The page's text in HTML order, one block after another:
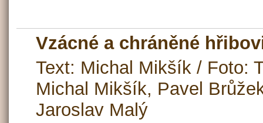
Vzácné a chráněné
Text: Michal Mikšík / Foto:
Michal Mikšík, Pavel
Jaroslav Malý